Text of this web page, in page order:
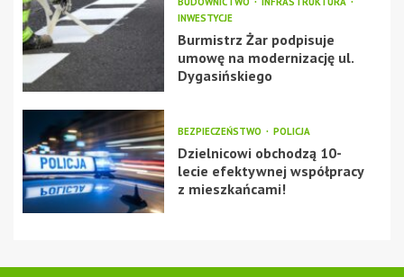
INWESTYCJE
Burmistrz Żar podpisuje
umowę na modernizację ul.
Dygasińskiego
BEZPIECZEŃSTWO POLICJA
Dzielnicowi obchodzą 10-
lecie efektywnej współpracy
z mieszkańcami!